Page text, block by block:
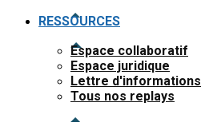
RESSOURCES
Espace collaboratif
Espace juridique
Lettre d'informations
Tous nos replays